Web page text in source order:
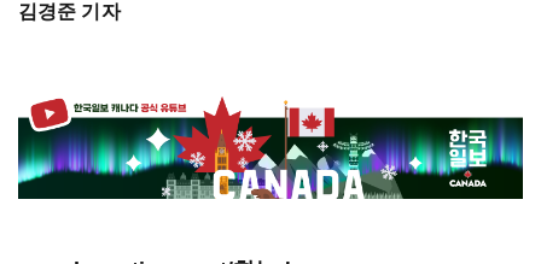
김경준 기자